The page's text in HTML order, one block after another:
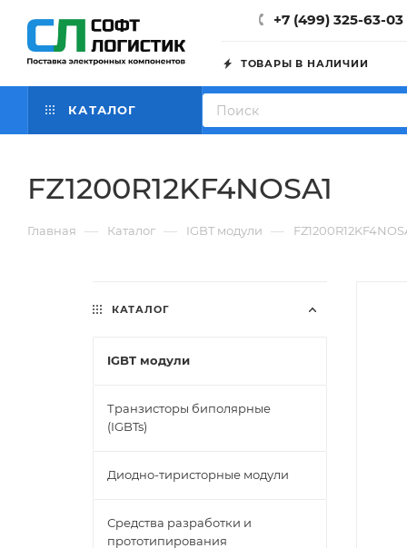
+7 (499) 325-63-03
ТОВАРЫ В НАЛИЧИИ
КАТАЛОГ
FZ1200R12KF4NOSA1
Главная — Каталог — IGBT модули —
КАТАЛОГ
IGBT модули
Транзисторы биполярные
(IGBTs)
Диодно-тиристорные модули
Средства разработки и
прототипирования